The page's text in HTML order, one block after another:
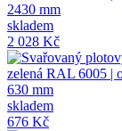
2430 mm
skladem
2 028 Kč
630 mm
skladem
676 Kč